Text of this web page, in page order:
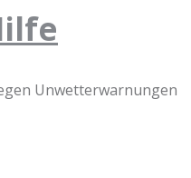
Unwetterwarnungen